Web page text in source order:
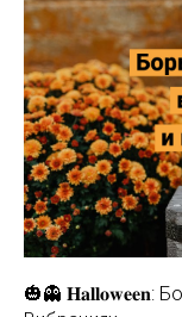
🎃👻 𝐇𝐚𝐥𝐥𝐨𝐰𝐞𝐞𝐧: